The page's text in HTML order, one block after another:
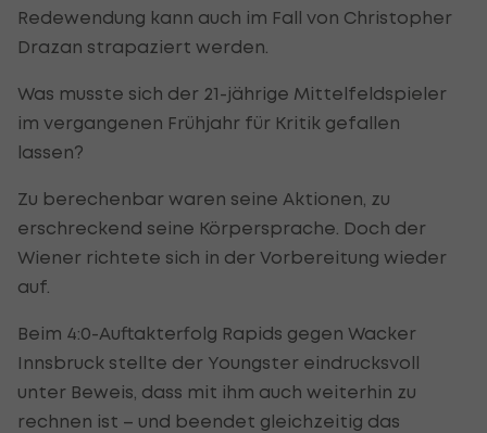
Redewendung kann auch im Fall von Christopher
Drazan strapaziert werden.
Was musste sich der 21-jährige Mittelfeldspieler
im vergangenen Frühjahr für Kritik gefallen
lassen?
Zu berechenbar waren seine Aktionen, zu
erschreckend seine Körpersprache. Doch der
Wiener richtete sich in der Vorbereitung wieder
auf.
Beim 4:0-Auftakterfolg Rapids gegen Wacker
Innsbruck stellte der Youngster eindrucksvoll
unter Beweis, dass mit ihm auch weiterhin zu
rechnen ist – und beendet gleichzeitig das